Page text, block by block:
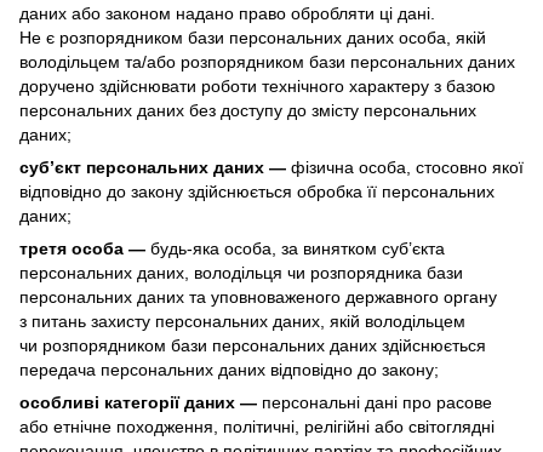
даних або законом надано право обробляти ці дані.
Не є розпорядником бази персональних даних особа, якій
володільцем та/або розпорядником бази персональних даних
доручено здійснювати роботи технічного характеру з базою
персональних даних без доступу до змісту персональних
даних;
суб’єкт персональних даних — фізична особа, стосовно якої
відповідно до закону здійснюється обробка її персональних
даних;
третя особа — будь-яка особа, за винятком суб’єкта
персональних даних, володільця чи розпорядника бази
персональних даних та уповноваженого державного органу
з питань захисту персональних даних, якій володільцем
чи розпорядником бази персональних даних здійснюється
передача персональних даних відповідно до закону;
особливі категорії даних — персональні дані про расове
або етнічне походження, політичні, релігійні або світоглядні